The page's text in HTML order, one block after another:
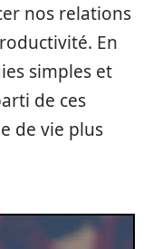
nos relations
En
simples et
de ces
de vie plus